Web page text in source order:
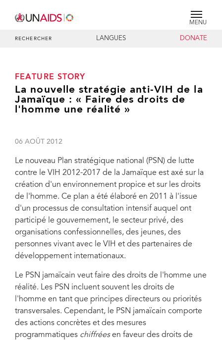
MENU
RECHERCHER LANGUES DONATE
FEATURE STORY
La nouvelle stratégie anti-VIH de la
Jamaïque : « Faire des droits de
l'homme une réalité »
06 AOÛT 2012
Le nouveau Plan stratégique national (PSN) de lutte
contre le VIH 2012-2017 de la Jamaïque est axé sur la
création d'un environnement propice et sur les droits
de l'homme. Ce plan a été élaboré en 2011 à l'issue
d'un processus de consultation intensif auquel ont
participé le gouvernement, le secteur privé, des
organisations confessionnelles, des jeunes, des
personnes vivant avec le VIH et des partenaires de
développement internationaux.
Le PSN jamaïcain veut faire des droits de l'homme une
réalité. Les PSN incluent souvent les droits de
l'homme en tant que principes directeurs ou priorités
transversales. Cependant, le PSN jamaïcain comporte
des actions concrètes et des mesures
programmatiques chiffréesen faveur des droits de